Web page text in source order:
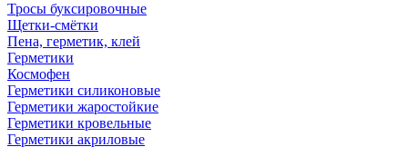
Тросы буксировочные
Щетки-смётки
Пена, герметик, клей
Герметики
Космофен
Герметики силиконовые
Герметики жаростойкие
Герметики кровельные
Герметики акриловые